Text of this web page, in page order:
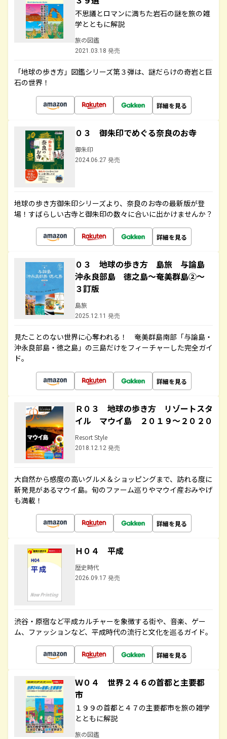
不思議とロマンに満ちた岩石の謎を旅の雑
学とともに解説
旅の図鑑
2021.03.18 発売
「地球の歩き方」図鑑シリーズ第３弾は、謎だらけの奇岩と巨
石の世界！
詳細を見る
０３ 御朱印でめぐる奈良のお寺
御朱印
2024.06.27 発売
地球の歩き方御朱印シリーズより、奈良のお寺の最新版が登
場！すばらしい古寺と御朱印の数々に合いに出かけませんか？
詳細を見る
０３ 地球の歩き方 島旅 与論島
沖永良部島 徳之島～奄美群島②～
３訂版
島旅
2025.12.11 発売
見たことのない世界に心奪われる！ 奄美群島南部「与論島・
沖永良部島・徳之島」の三島だけをフィーチャーした完全ガイ
ド。
詳細を見る
Ｒ０３ 地球の歩き方 リゾートスタ
イル マウイ島 ２０１９～２０２０
Resort Style
2018.12.12 発売
大自然から感度の高いグルメ＆ショッピングまで、訪れる度に
新発見があるマウイ島。旬のファーム巡りやマウイ産おみやげ
も満載！
詳細を見る
Ｈ０４ 平成
歴史時代
2026.09.17 発売
渋谷・原宿など平成カルチャーを象徴する街や、音楽、ゲー
ム、ファッションなど、平成時代の流行と文化を巡るガイド。
詳細を見る
Ｗ０４ 世界２４６の首都と主要都
市
１９９の首都と４７の主要都市を旅の雑学
とともに解説
旅の図鑑